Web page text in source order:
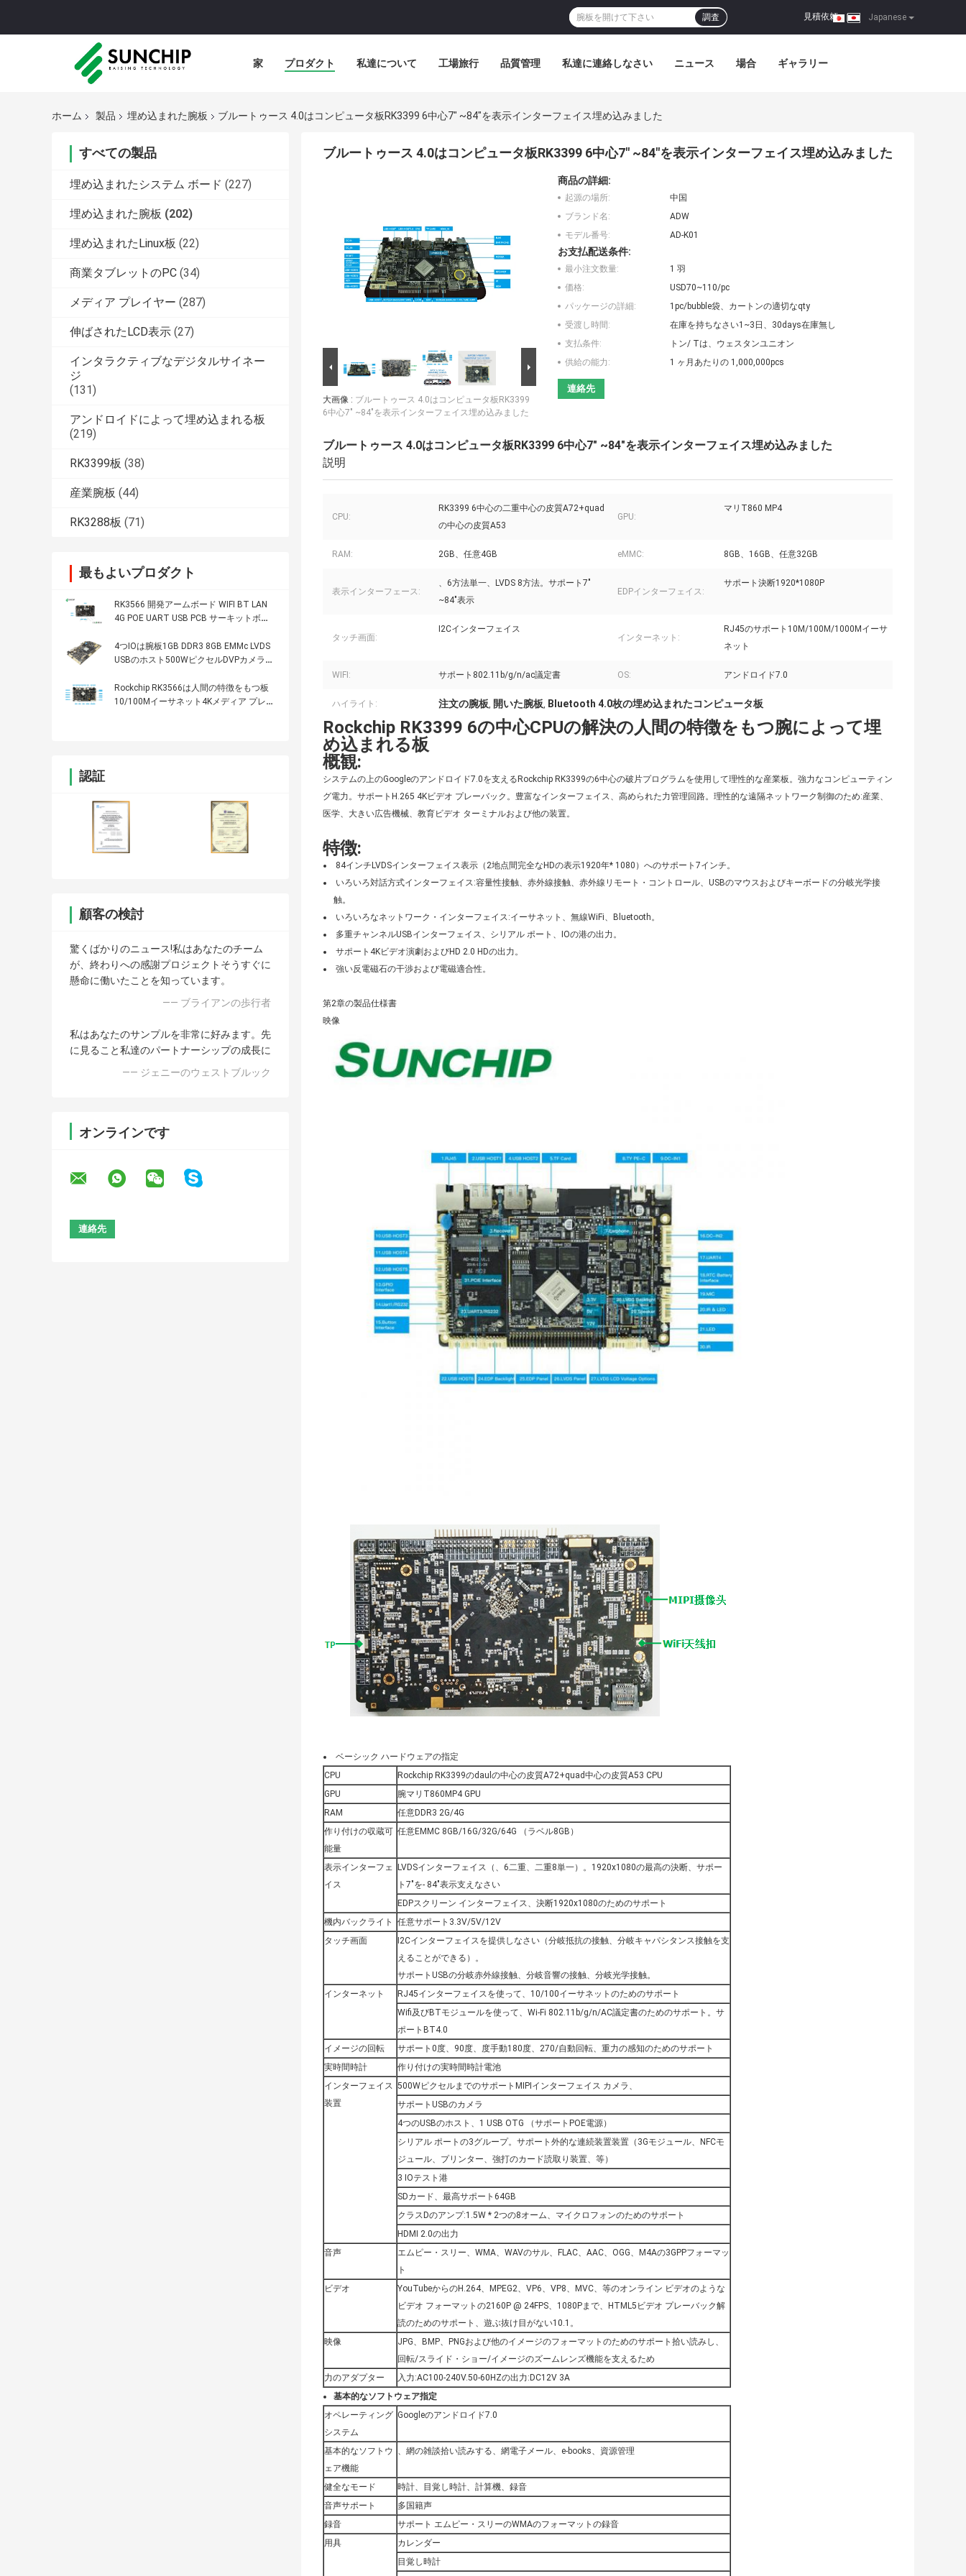
Japanese
見積依頼 |
調査
家 プロダクト 私達について 工場旅行 品質管理 私達に連絡しなさい ニュース 場合 ギャラリー
ホーム 製品 埋め込まれた腕板 ブルートゥース 4.0はコンピュータ板RK3399 6中心7" ~84"を表示インターフェイス埋め込みました
すべての製品
埋め込まれたシステム ボード (227)
埋め込まれた腕板 (202)
埋め込まれたLinux板 (22)
商業タブレットのPC (34)
メディア プレイヤー (287)
伸ばされたLCD表示 (27)
インタラクティブなデジタルサイネー
ジ
(131)
アンドロイドによって埋め込まれる板
(219)
RK3399板 (38)
産業腕板 (44)
RK3288板 (71)
最もよいプロダクト
RK3566 開発アームボード WIFI BT LAN
4G POE UART USB PCB サーキットボー
4つIOは腕板1GB DDR3 8GB EMMc LVDS
USBのホスト500WピクセルDVPカメラを
Rockchip RK3566は人間の特徴をもつ板
10/100Mイーサネット4Kメディア プレイ
認証
顧客の検討
驚くばかりのニュース!私はあなたのチーム
が、終わりへの感謝プロジェクトそうすぐに
懸命に働いたことを知っています。
—— ブライアンの歩行者
私はあなたのサンプルを非常に好みます。先
に見ること私達のパートナーシップの成長に
—— ジェニーのウェストブルック
オンラインです
ブルートゥース 4.0はコンピュータ板RK3399 6中心7" ~84"を表示インターフェイス埋め込みました
大画像 : ブルートゥース 4.0はコンピュータ板RK3399
6中心7" ~84"を表示インターフェイス埋め込みました
商品の詳細:
起源の場所:
中国
ブランド名:
ADW
モデル番号:
AD-K01
お支払配送条件:
最小注文数量:
1 羽
価格:
USD70~110/pc
パッケージの詳細:
1pc/bubble袋、カートンの適切なqty
受渡し時間:
在庫を持ちなさい1~3日、30days在庫無し
支払条件:
トン/ Tは、ウェスタンユニオン
供給の能力:
1 ヶ月あたりの 1,000,000pcs
連絡先
ブルートゥース 4.0はコンピュータ板RK3399 6中心7" ~84"を表示インターフェイス埋め込みました
説明
CPU:
RK3399 6中心の二重中心の皮質A72+quad
の中心の皮質A53
GPU:
マリT860 MP4
RAM: 2GB、任意4GB eMMC: 8GB、16GB、任意32GB
表示インターフェース:
、6方法単一、LVDS 8方法。サポート7"
~84"表示
EDPインターフェイス:
サポート決断1920*1080P
タッチ画面:
I2Cインターフェイス
インターネット:
RJ45のサポート10M/100M/1000Mイーサ
ネット
WIFI: サポート802.11b/g/n/ac議定書 OS: アンドロイド7.0
ハイライト: 注文の腕板, 開いた腕板, Bluetooth 4.0枚の埋め込まれたコンピュータ板
Rockchip RK3399 6の中心CPUの解決の人間の特徴をもつ腕によって埋
め込まれる板
概観:
システムの上のGoogleのアンドロイド7.0を支えるRockchip RK3399の6中心の破片プログラムを使用して理性的な産業板。強力なコンピューティン
グ電力。サポートH.265 4Kビデオ プレーバック。豊富なインターフェイス、高められた力管理回路。理性的な遠隔ネットワーク制御のため:産業、
医学、大きい広告機械、教育ビデオ ターミナルおよび他の装置。
特徴:
84インチLVDSインターフェイス表示（2地点間完全なHDの表示1920年* 1080）へのサポート7インチ。
いろいろ対話方式インターフェイス:容量性接触、赤外線接触、赤外線リモート・コントロール、USBのマウスおよびキーボードの分岐光学接
触。
いろいろなネットワーク・インターフェイス:イーサネット、無線WiFi、Bluetooth。
多重チャンネルUSBインターフェイス、シリアル ポート、IOの港の出力。
サポート4Kビデオ演劇およびHD 2.0 HDの出力。
強い反電磁石の干渉および電磁適合性。
第2章の製品仕様書
映像
ベーシック ハードウェアの指定
CPU
Rockchip RK3399のdaulの中心の皮質A72+quad中心の皮質A53 CPU
GPU
腕マリT860MP4 GPU
RAM
任意DDR3 2G/4G
作り付けの収蔵可
能量
任意EMMC 8GB/16G/32G/64G （ラベル8GB）
表示インターフェ
イス
LVDSインターフェイス（、6二重、二重8単一）。1920x1080の最高の決断、サポー
ト7"を- 84"表示支えなさい
EDPスクリーン インターフェイス、決断1920x1080のためのサポート
機内バックライト
任意サポート3.3V/5V/12V
タッチ画面
I2Cインターフェイスを提供しなさい（分岐抵抗の接触、分岐キャパシタンス接触を支
えることができる）。
サポートUSBの分岐赤外線接触、分岐音響の接触、分岐光学接触。
インターネット
RJ45インターフェイスを使って、10/100イーサネットのためのサポート
Wifi及びBTモジュールを使って、Wi-Fi 802.11b/g/n/AC議定書のためのサポート。サ
ポートBT4.0
イメージの回転
サポート0度、90度、度手動180度、270/自動回転、重力の感知のためのサポート
実時間時計
作り付けの実時間時計電池
インターフェイス
装置
500WピクセルまでのサポートMIPIインターフェイス カメラ、
サポートUSBのカメラ
4つのUSBのホスト、1 USB OTG （サポートPOE電源）
シリアル ポートの3グループ。サポート外的な連続装置装置（3Gモジュール、NFCモ
ジュール、プリンター、強打のカード読取り装置、等）
3 IOテスト港
SDカード、最高サポート64GB
クラスDのアンプ:1.5W * 2つの8オーム、マイクロフォンのためのサポート
HDMI 2.0の出力
音声
エムピー・スリー、WMA、WAVのサル、FLAC、AAC、OGG、M4Aの3GPPフォーマッ
ト
ビデオ
YouTubeからのH.264、MPEG2、VP6、VP8、MVC、等のオンライン ビデオのような
ビデオ フォーマットの2160P @ 24FPS、1080Pまで、HTML5ビデオ プレーバック解
読のためのサポート、遊ぶ抜け目がない10.1。
映像
JPG、BMP、PNGおよび他のイメージのフォーマットのためのサポート拾い読みし、
回転/スライド・ショー/イメージのズームレンズ機能を支えるため
力のアダプター
入力:AC100-240V.50-60HZの出力:DC12V 3A
基本的なソフトウェア指定
オペレーティング
システム
Googleのアンドロイド7.0
基本的なソフトウ
ェア機能
、網の雑談拾い読みする、網電子メール、e-books、資源管理
健全なモード
時計、目覚し時計、計算機、録音
音声サポート
多国籍声
録音
サポート エムピー・スリーのWMAのフォーマットの録音
用具
カレンダー
目覚し時計